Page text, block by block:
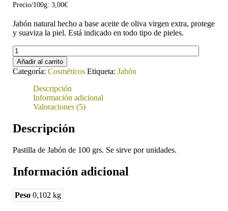
Precio/100g: 3,00€
Jabón natural hecho a base aceite de oliva virgen extra, protege
y suaviza la piel. Está indicado en todo tipo de pieles.
Jabón
Natural
con
Aceite
Virgen
100
grs.
Añadir al carrito
Categoría:Cosméticos Etiqueta:Jabón
Descripción
Información adicional
Valoraciones (5)
Descripción
Pastilla de Jabón de 100 grs. Se sirve por unidades.
Información adicional
Peso 0,102 kg